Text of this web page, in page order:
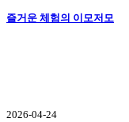
즐거운 체험의 이모저모
2026-04-24